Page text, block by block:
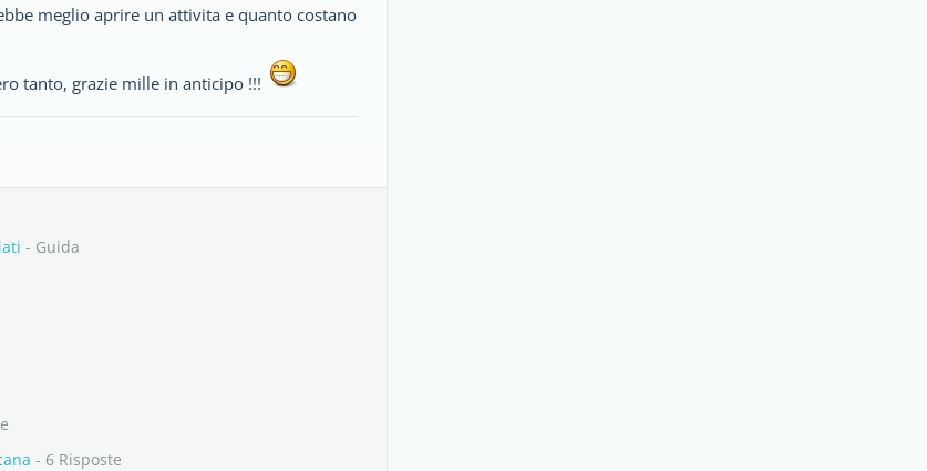
meglio aprire un attivita e quanto costano
tanto, grazie mille in anticipo !!!
- Guida
- 6 Risposte